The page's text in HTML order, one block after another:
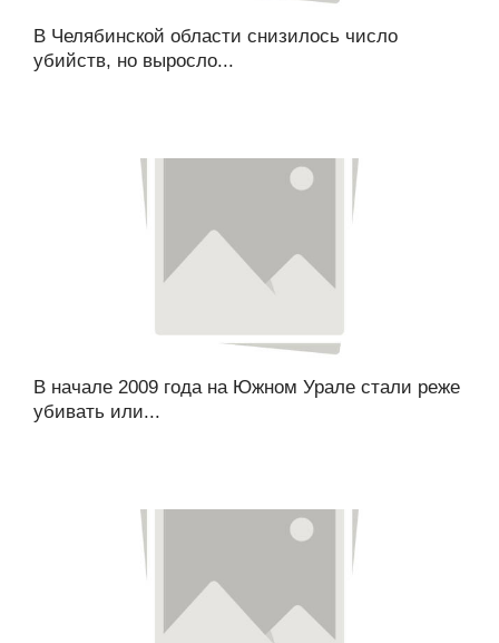
В Челябинской области снизилось число
убийств, но выросло...
В начале 2009 года на Южном Урале стали реже
убивать или...